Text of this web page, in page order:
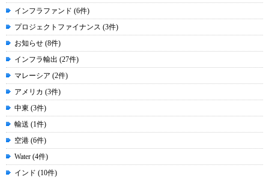
インフラファンド (6件)
プロジェクトファイナンス (3件)
お知らせ (8件)
インフラ輸出 (27件)
マレーシア (2件)
アメリカ (3件)
中東 (3件)
輸送 (1件)
空港 (6件)
Water (4件)
インド (10件)